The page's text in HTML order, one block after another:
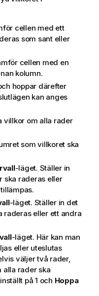
cellen med ett
som sant eller
cellen med en
kolumn.
hoppar därefter
kan anges
villkor om alla rader
som villkoret ska
-läget. Ställer in
ska raderas eller
-läget. Ställer in det
raderas eller ett andra
-läget. Här kan man
eller uteslutas
väljer två rader,
alla rader ska
på 1 och Hoppa